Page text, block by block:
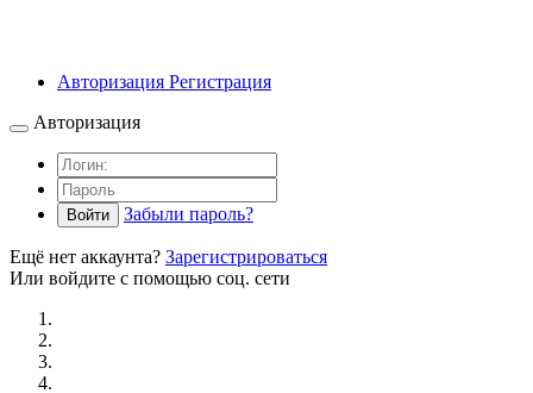
Авторизация Регистрация
Авторизация
Войти Забыли пароль?
Ещё нет аккаунта? Зарегистрироваться
Или войдите с помощью соц. сети